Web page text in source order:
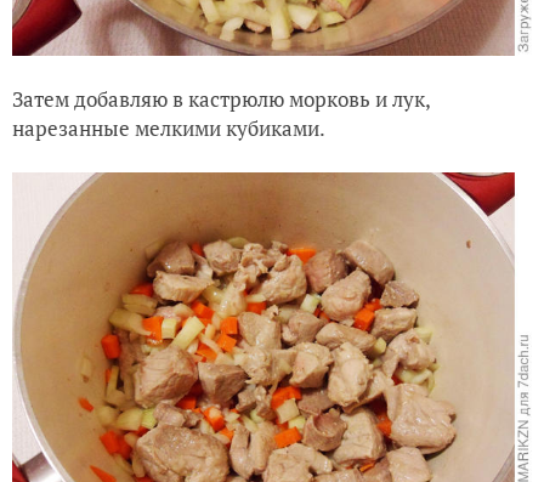
Затем добавляю в кастрюлю морковь и лук,
нарезанные мелкими кубиками.